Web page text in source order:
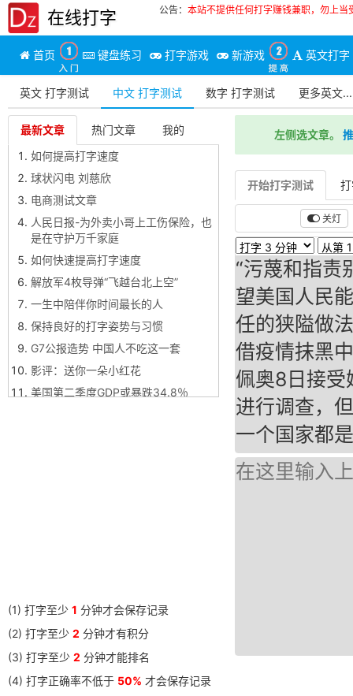
在线打字 公告： 本站不提供任何打字赚钱兼职，勿上当
首页 键盘练习 打字游戏 新游戏 英文打字
英文 打字测试 中文 打字测试 数字 打字测试 更多英文...
最新文章 热门文章
我的
如何提高打字速度
球状闪电 刘慈欣
电商测试文章
人民日报-为外卖小哥上工伤保险，也
是在守护万千家庭
如何快速提高打字速度
解放军4枚导弹“飞越台北上空”
一生中陪伴你时间最长的人
保持良好的打字姿势与习惯
G7公报造势 中国人不吃这一套
影评：送你一朵小红花
美国第二季度GDP或暴跌34.8％
传达学习习近平总书记重要讲话精神
狗的礼赞-忠犬德拉姆
(1) 打字至少 1 分钟才会保存记录
(2) 打字至少 2 分钟才有积分
(3) 打字至少 2 分钟才能排名
(4) 打字正确率不低于 50% 才会保存记录
左侧选文章。
开始打字测试
关灯
“污蔑和指责
望美国人民
任的狭隘做
借疫情抹黑
佩奥8日接受
进行调查，
一个国家都